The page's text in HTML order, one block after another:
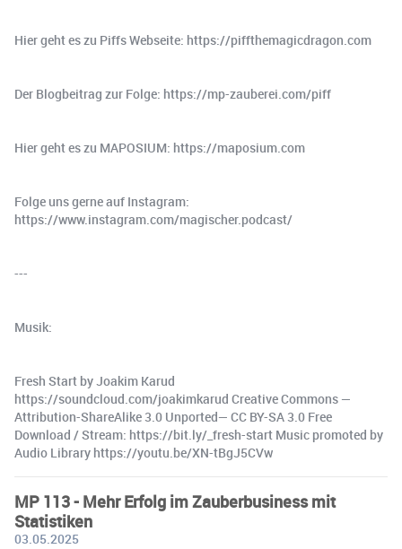
Hier geht es zu Piffs Webseite: https://piffthemagicdragon.com
Der Blogbeitrag zur Folge: https://mp-zauberei.com/piff
Hier geht es zu MAPOSIUM: https://maposium.com
Folge uns gerne auf Instagram:
https://www.instagram.com/magischer.podcast/
---
Musik:
Fresh Start by Joakim Karud
https://soundcloud.com/joakimkarud Creative Commons —
Attribution-ShareAlike 3.0 Unported— CC BY-SA 3.0 Free
Download / Stream: https://bit.ly/_fresh-start Music promoted by
Audio Library https://youtu.be/XN-tBgJ5CVw
MP 113 - Mehr Erfolg im Zauberbusiness mit
Statistiken
03.05.2025